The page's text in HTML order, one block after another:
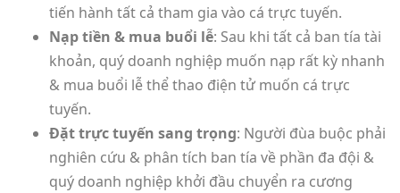
tiến hành tất cả tham gia vào cá trực tuyến.
Nạp tiền & mua buổi lễ: Sau khi tất cả ban tía tài
khoản, quý doanh nghiệp muốn nạp rất kỳ nhanh
& mua buổi lễ thể thao điện tử muốn cá trực
tuyến.
Đặt trực tuyến sang trọng: Người đùa buộc phải
nghiên cứu & phân tích ban tía về phần đa đội &
quý doanh nghiệp khởi đầu chuyển ra cương